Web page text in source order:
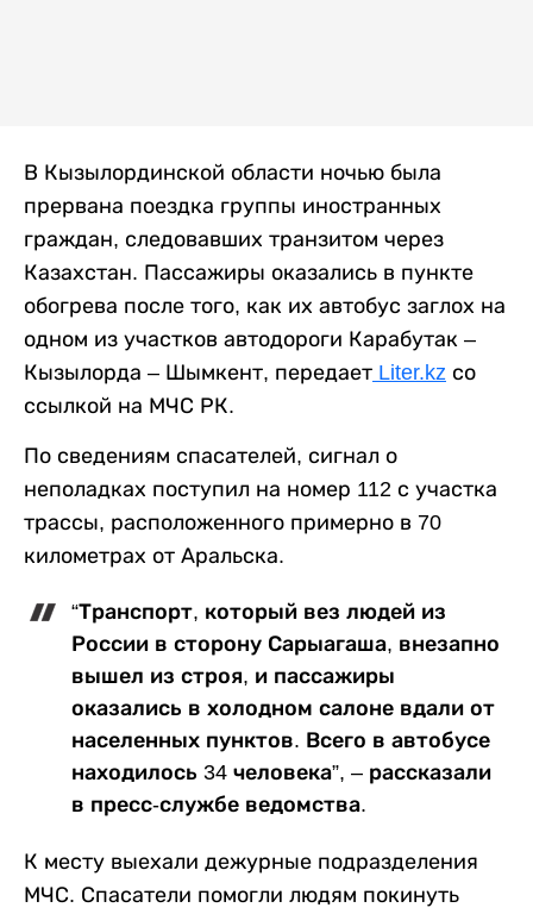
В Кызылординской области ночью была
прервана поездка группы иностранных
граждан, следовавших транзитом через
Казахстан. Пассажиры оказались в пункте
обогрева после того, как их автобус заглох на
одном из участков автодороги Карабутак –
Кызылорда – Шымкент, передает Liter.kz со
ссылкой на МЧС РК.
По сведениям спасателей, сигнал о
неполадках поступил на номер 112 с участка
трассы, расположенного примерно в 70
километрах от Аральска.
“Транспорт, который вез людей из
России в сторону Сарыагаша, внезапно
вышел из строя, и пассажиры
оказались в холодном салоне вдали от
населенных пунктов. Всего в автобусе
находилось 34 человека”, – рассказали
в пресс-службе ведомства.
К месту выехали дежурные подразделения
МЧС. Спасатели помогли людям покинуть